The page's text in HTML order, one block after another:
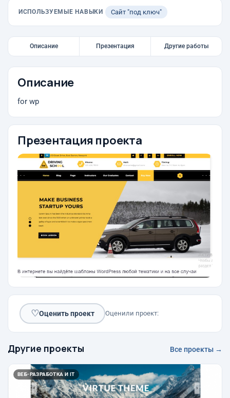
ИСПОЛЬЗУЕМЫЕ НАВЫКИ Сайт "под ключ"
Описание Презентация Другие работы
Описание
for wp
Презентация проекта
♡Оценить проект Оценили проект:
Другие проекты Все проекты →
ВЕБ-РАЗРАБОТКА И IT